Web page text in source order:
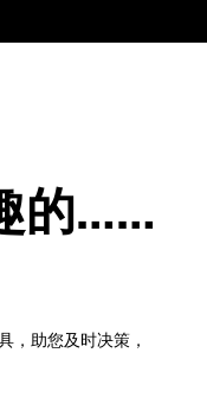
的……
，助您及时决策，